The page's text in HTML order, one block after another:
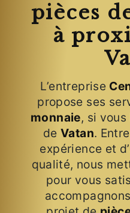
pièces
à
L’entreprise
propose ses
monnaie, si
de Vatan.
expérience et
qualité, nous
pour vous